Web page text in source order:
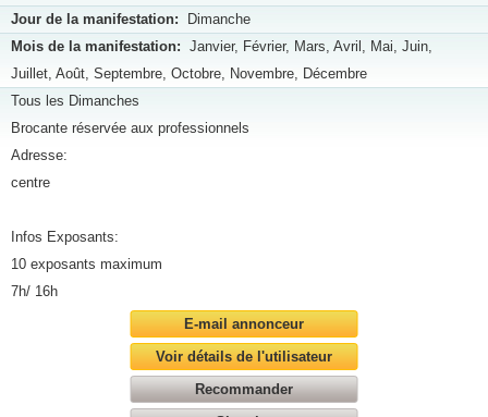
Jour de la manifestation: Dimanche
Mois de la manifestation: Janvier, Février, Mars, Avril, Mai, Juin,
Juillet, Août, Septembre, Octobre, Novembre, Décembre
Tous les Dimanches
Brocante réservée aux professionnels
Adresse:
centre
Infos Exposants:
10 exposants maximum
7h/ 16h
E-mail annonceur
Voir détails de l'utilisateur
Recommander